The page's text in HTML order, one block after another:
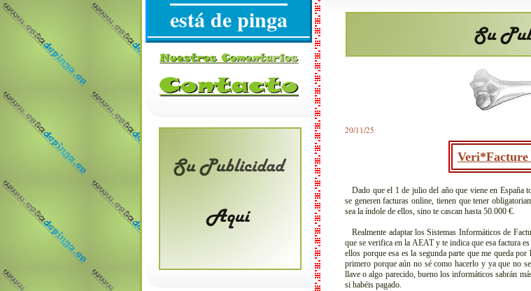
20/11/25
Veri*Facture
Dado que el 1 de julio del año que viene en España
se generen facturas online, tienen que tener
sea la índole de ellos, sino te cascan hasta 50.000 €.
Realmente adaptar los Sistemas Informáticos de
que se verifica en la AEAT y te indica que esa factura
ellos porque esa es la segunda parte que me queda
primero porque aún no sé como hacerlo y ya que no
llave o algo parecido, bueno los informáticos sabrán
si habéis pagado.
está de pinga